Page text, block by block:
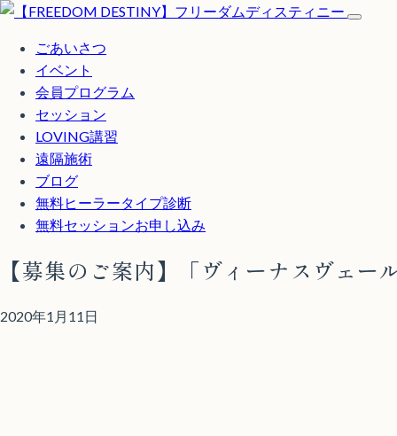
ごあいさつ
イベント
会員プログラム
セッション
LOVING講習
遠隔施術
ブログ
無料ヒーラータイプ診断
無料セッションお申し込み
【募集のご案内】「ヴィーナスヴェー
2020年1月11日